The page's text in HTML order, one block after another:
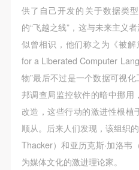
供了自己开发的关于数据类
的“飞越之线”，这与未来主义
似曾相识，他们称之为《被
for a Liberated Computer
物”最后不过是一个数据可视
邦调查局监控软件的暗中挪用
改造，这些行动的激进性根植
顺从。后来人们发现，该组织
Thacker）和亚历克斯·加洛韦
为媒体文化的激进理论家。